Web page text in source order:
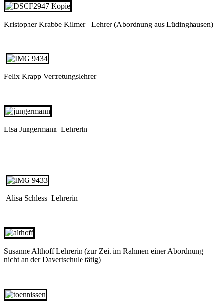
Kristopher Krabbe Kilmer Lehrer (Abordnung aus Lüdinghausen)
Felix Krapp Vertretungslehrer
Lisa Jungermann Lehrerin
Alisa Schless Lehrerin
Susanne Althoff Lehrerin (zur Zeit im Rahmen einer Abordnung
nicht an der Davertschule tätig)